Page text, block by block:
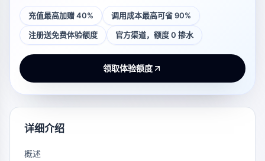
充值最高加赠 40% 调用成本最高可省 90%
注册送免费体验额度 官方渠道，额度 0 掺水
领取体验额度
详细介绍
概述